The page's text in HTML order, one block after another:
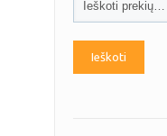
Ieškoti